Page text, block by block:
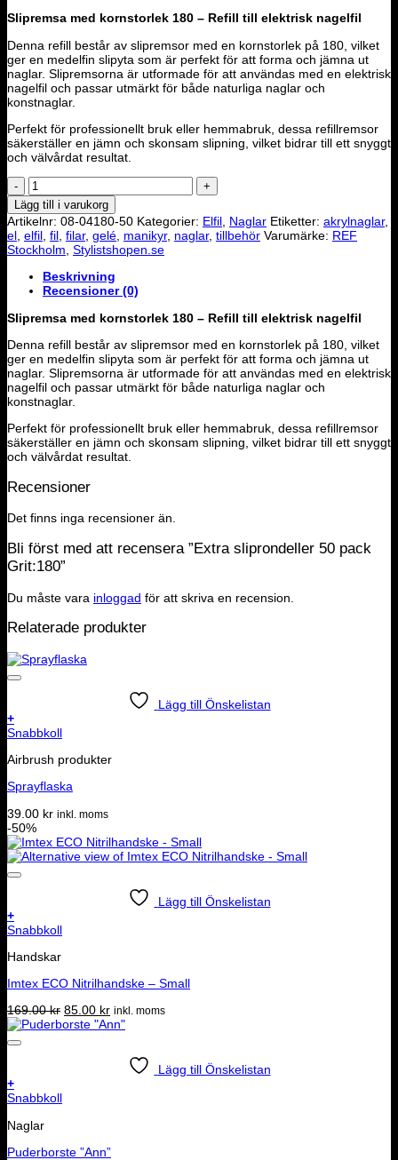
Slipremsa med kornstorlek 180 – Refill till elektrisk nagelfil
Denna refill består av slipremsor med en kornstorlek på 180, vilket
ger en medelfin slipyta som är perfekt för att forma och jämna ut
naglar. Slipremsorna är utformade för att användas med en elektrisk
nagelfil och passar utmärkt för både naturliga naglar och
konstnaglar.
Perfekt för professionellt bruk eller hemmabruk, dessa refillremsor
säkerställer en jämn och skonsam slipning, vilket bidrar till ett snyggt
och välvårdat resultat.
Extra
sliprondeller
50
pack
Grit:180
mängd
Lägg till i varukorg
Artikelnr: 08-04180-50 Kategorier: Elfil Naglar Etiketter: akrylnaglar,
el elfil fil filar, gelé manikyr, naglar, tillbehör Varumärke: REF
Stockholm Stylistshopen.se
Beskrivning
Recensioner (0)
Slipremsa med kornstorlek 180 – Refill till elektrisk nagelfil
Denna refill består av slipremsor med en kornstorlek på 180, vilket
ger en medelfin slipyta som är perfekt för att forma och jämna ut
naglar. Slipremsorna är utformade för att användas med en elektrisk
nagelfil och passar utmärkt för både naturliga naglar och
konstnaglar.
Perfekt för professionellt bruk eller hemmabruk, dessa refillremsor
säkerställer en jämn och skonsam slipning, vilket bidrar till ett snyggt
och välvårdat resultat.
Recensioner
Det finns inga recensioner än.
Bli först med att recensera ”Extra sliprondeller 50 pack
Grit:180”
Du måste vara inloggad för att skriva en recension.
Relaterade produkter
Lägg till Önskelistan
+
Snabbkoll
Airbrush produkter
Sprayflaska
39.00 kr inkl. moms
-50%
Lägg till Önskelistan
+
Snabbkoll
Handskar
Imtex ECO Nitrilhandske – Small
169.00kr Det
ursprungliga
85.00 krDet
nuvarande
85.00 kr.
inkl. moms
Lägg till Önskelistan
+
Snabbkoll
Naglar
Puderborste ”Ann”